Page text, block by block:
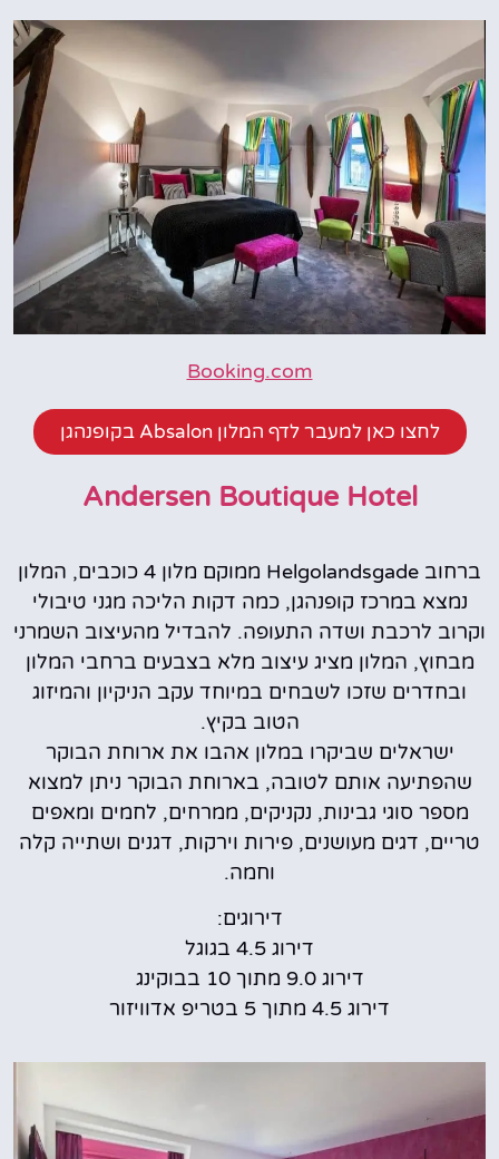
Booking.com
לחצו כאן למעבר לדף המלון Absalon בקופנהגן
Andersen Boutique Hotel‬
ברחוב Helgolandsgade ממוקם מלון 4 כוכבים, המלון
נמצא במרכז קופנהגן, כמה דקות הליכה מגני טיבולי
וקרוב לרכבת ושדה התעופה. להבדיל מהעיצוב השמרני
מבחוץ, המלון מציג עיצוב מלא בצבעים ברחבי המלון
ובחדרים שזכו לשבחים במיוחד עקב הניקיון והמיזוג
הטוב בקיץ.
ישראלים שביקרו במלון אהבו את ארוחת הבוקר
שהפתיעה אותם לטובה, בארוחת הבוקר ניתן למצוא
מספר סוגי גבינות, נקניקים, ממרחים, לחמים ומאפים
טריים, דגים מעושנים, פירות וירקות, דגנים ושתייה קלה
וחמה.
דירוגים:
דירוג 4.5 בגוגל
דירוג 9.0 מתוך 10 בבוקינג
דירוג 4.5 מתוך 5 בטריפ אדוויזור